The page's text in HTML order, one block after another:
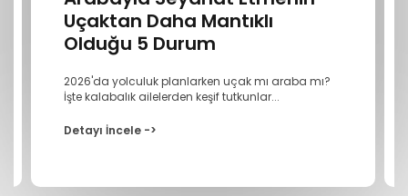
Uçaktan Daha Mantıklı
Olduğu 5 Durum
2026'da yolculuk planlarken uçak mı araba mı?
İşte kalabalık ailelerden keşif tutkunlar...
Detayı İncele ->